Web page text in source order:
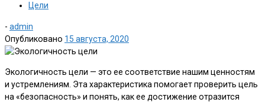
Цели
- admin
Опубликовано 15 августа, 2020
Экологичность цели — это ее соответствие нашим ценностям
и устремлениям. Эта характеристика помогает проверить цель
на «безопасность» и понять, как ее достижение отразится